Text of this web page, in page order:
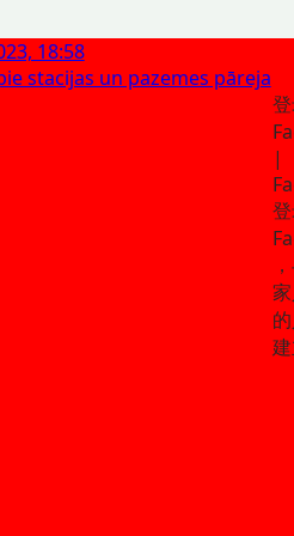
18:58
stacijas un pazemes pāreja
|